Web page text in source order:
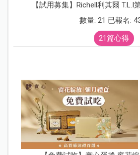
【試用募集】Richell利其爾 T.L.I
數量: 21 已報名:
21篇心得